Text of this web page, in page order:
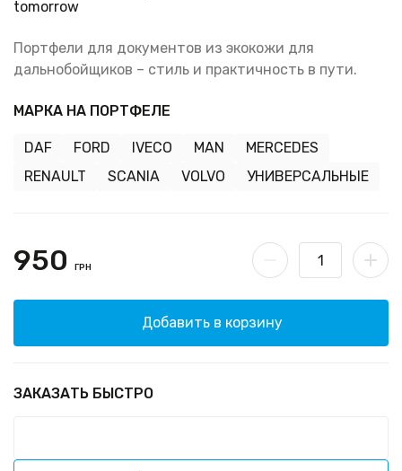
Портфели для документов из экокожи для
дальнобойщиков – стиль и практичность в пути.
МАРКА НА ПОРТФЕЛЕ
DAF FORD IVECO MAN
MERCEDES
RENAULT
SCANIA VOLVO УНИВЕРСАЛЬНЫЕ
950 ГРН
Добавить в корзину
ЗАКАЗАТЬ БЫСТРО